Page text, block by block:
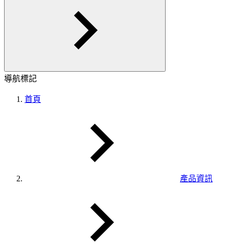
導航標記
首頁
產品資訊